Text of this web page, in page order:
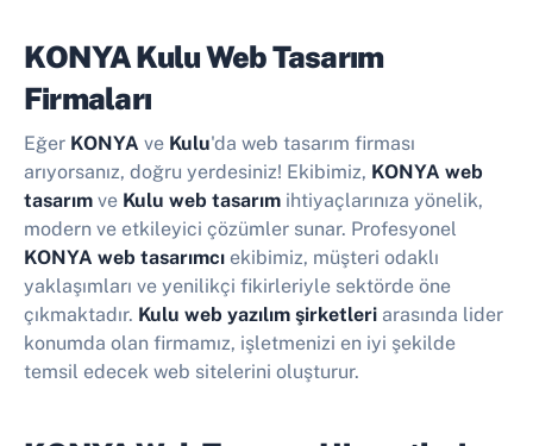
KONYA Kulu Web Tasarım
Firmaları
Eğer KONYA ve Kulu'da web tasarım firması
arıyorsanız, doğru yerdesiniz! Ekibimiz, KONYA web
tasarım ve Kulu web tasarım ihtiyaçlarınıza yönelik,
modern ve etkileyici çözümler sunar. Profesyonel
KONYA web tasarımcı ekibimiz, müşteri odaklı
yaklaşımları ve yenilikçi fikirleriyle sektörde öne
çıkmaktadır. Kulu web yazılım şirketleri arasında lider
konumda olan firmamız, işletmenizi en iyi şekilde
temsil edecek web sitelerini oluşturur.